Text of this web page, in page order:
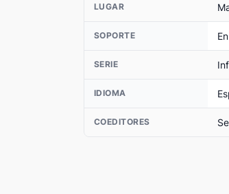
LUGAR
SOPORTE
SERIE
IDIOMA
COEDITORES